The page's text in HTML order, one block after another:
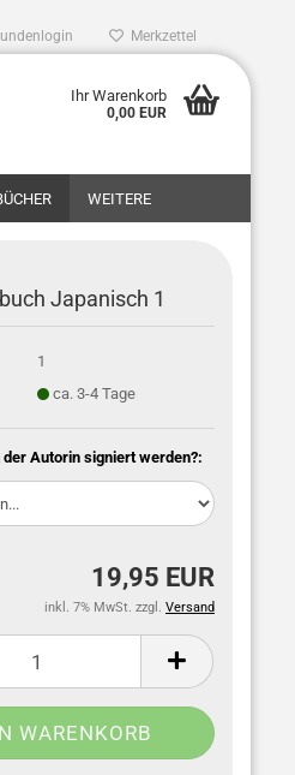
Merkzettel
Ihr Warenkorb
0,00 EUR
WEITERE
Japanisch 1
1
ca. 3-4 Tage
der Autorin signiert werden?:
19,95 EUR
inkl. 7% MwSt. zzgl. Versand